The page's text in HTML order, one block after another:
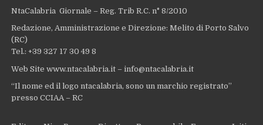
NtaCalabria Giornale – Reg. Trib R.C. n° 8/2010
Redazione, Amministrazione e Direzione: Melito di Porto Salvo
(RC)
Tel.: +39 327 17 30 49 8
Web Site www.ntacalabria.it – info@ntacalabria.it
“Il nome ed il logo ntacalabria, sono un marchio registrato”
presso CCIAA – RC